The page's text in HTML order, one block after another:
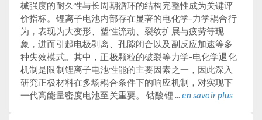
械强度的耐久性与长周期循环的结构完整性成为关键评
价指标。锂离子电池内部存在显著的电化学-力学耦合行
为，表现为大变形、塑性流动、裂纹扩展与疲劳等现
象，进而引起电极剥离、孔隙闭合以及副反应加速等多
种失效模式。其中，正极颗粒的破裂等力学-电化学退化
机制是限制锂离子电池性能的主要因素之一，因此深入
研究正极材料在多场耦合条件下的响应机制，对实现下
一代高能量密度电池至关重要。 钴酸锂 ...en savoir plus